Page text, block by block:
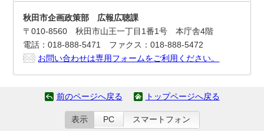
秋田市企画政策部 広報広聴課
〒010-8560 秋田市山王一丁目1番1号 本庁舎4階
電話：018-888-5471 ファクス：018-888-5472
お問い合わせは専用フォームをご利用ください。
前のページへ戻る トップページへ戻る
表示 PC スマートフォン